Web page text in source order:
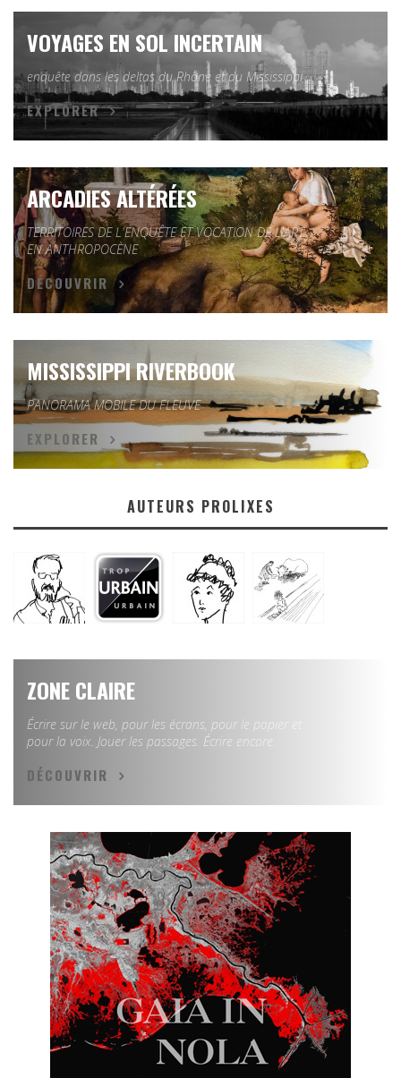
VOYAGES EN SOL INCERTAIN
enquête dans les deltas du Rhône et du Mississippi
EXPLORER
ARCADIES ALTÉRÉES
TERRITOIRES DE L'ENQUÊTE ET VOCATION DE L'ART
EN ANTHROPOCÈNE
DÉCOUVRIR
MISSISSIPPI RIVERBOOK
PANORAMA MOBILE DU FLEUVE
EXPLORER
AUTEURS PROLIXES
ZONE CLAIRE
Écrire sur le web, pour les écrans, pour le papier et
pour la voix. Jouer les passages. Écrire encore.
DÉCOUVRIR